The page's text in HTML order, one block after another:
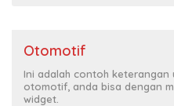
Otomotif
Ini adalah contoh
otomotif, anda bisa dengan
widget.